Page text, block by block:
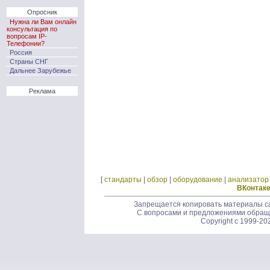
Опросник
Нужна ли Вам онлайн
консультация по
вопросам IP-
Телефонии?
Россия
Страны СНГ
Дальнее Зарубежье
Реклама
[стандарты обзор оборудование анализатор
ВКонтаке
Запрещается копировать материалы
С вопросами и предложениями
Copyright c 1999-